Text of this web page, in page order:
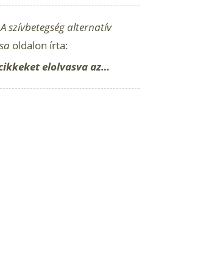
A szívbetegség alternatív
oldalon írta:
elolvasva az…